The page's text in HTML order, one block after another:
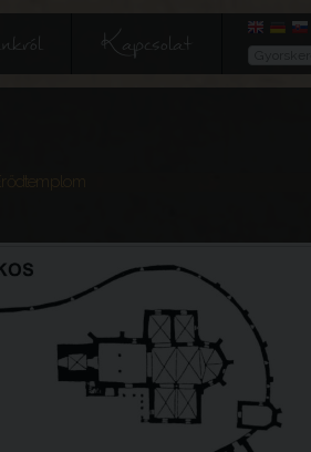
Kapcsolat